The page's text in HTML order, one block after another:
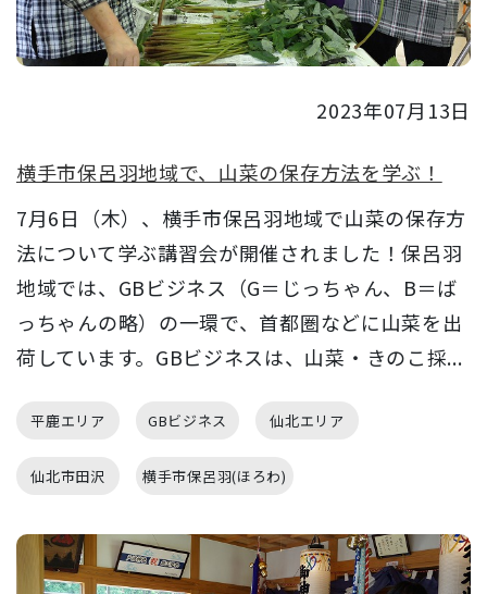
2023年07月13日
横手市保呂羽地域で、山菜の保存方法を学ぶ！
7月6日（木）、横手市保呂羽地域で山菜の保存方
法について学ぶ講習会が開催されました！保呂羽
地域では、GBビジネス（G＝じっちゃん、B＝ば
っちゃんの略）の一環で、首都圏などに山菜を出
荷しています。GBビジネスは、山菜・きのこ採...
平鹿エリア GBビジネス 仙北エリア
仙北市田沢 横手市保呂羽(ほろわ)